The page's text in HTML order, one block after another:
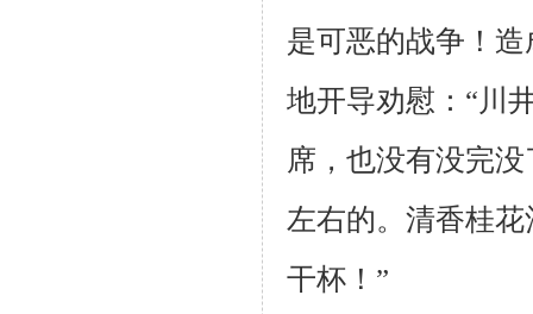
是可恶的战争！
地开导劝慰：“川
席，也没有没完没
左右的。清香桂
干杯！”